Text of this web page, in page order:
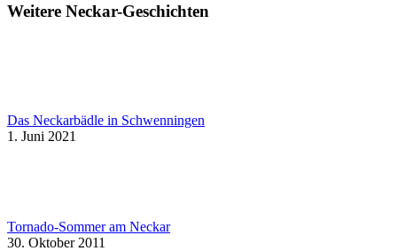
Weitere Neckar-Geschichten
Das Neckarbädle in Schwenningen
1. Juni 2021
Tornado-Sommer am Neckar
30. Oktober 2011